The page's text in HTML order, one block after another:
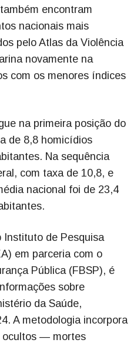
encontram
nacionais mais
pelo Atlas da Violência
novamente na
com os menores índices
na primeira posição do
de 8,8 homicídios
Na sequência
com taxa de 10,8, e
nacional foi de 23,4
Instituto de Pesquisa
em parceria com o
Pública (FBSP), é
sobre
da Saúde,
A metodologia incorpora
ocultos — mortes